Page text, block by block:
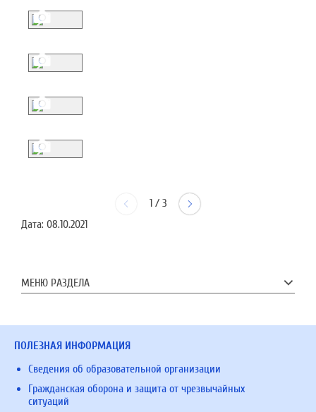
1/ 3
Дата: 08.10.2021
МЕНЮ РАЗДЕЛА
ПОЛЕЗНАЯ ИНФОРМАЦИЯ
Сведения об образовательной организации
Гражданская оборона и защита от чрезвычайных
ситуаций